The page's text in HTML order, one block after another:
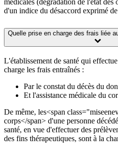
médicales (dégradation de l'état des
d'un indice du désaccord exprimé
Quelle prise en charge des frais liée
L'établissement de santé qui
charge les frais entraînés :
Par le constat du décès du
Et l'assistance médicale du
De même, les<span
corps</span> d'une personne
santé, en vue d'effectuer des
des fins thérapeutiques, sont à la